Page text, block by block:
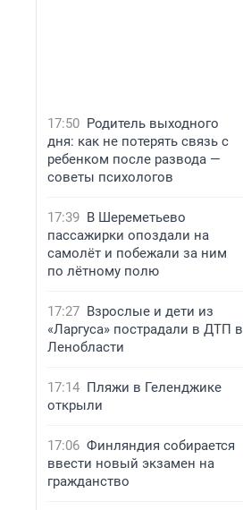
17:50 Родитель выходного
дня: как не потерять связь с
ребенком после развода —
советы психологов
17:39 В Шереметьево
пассажирки опоздали на
самолёт и побежали за ним
по лётному полю
17:27 Взрослые и дети из
«Ларгуса» пострадали в ДТП в
Ленобласти
17:14 Пляжи в Геленджике
открыли
17:06 Финляндия собирается
ввести новый экзамен на
гражданство